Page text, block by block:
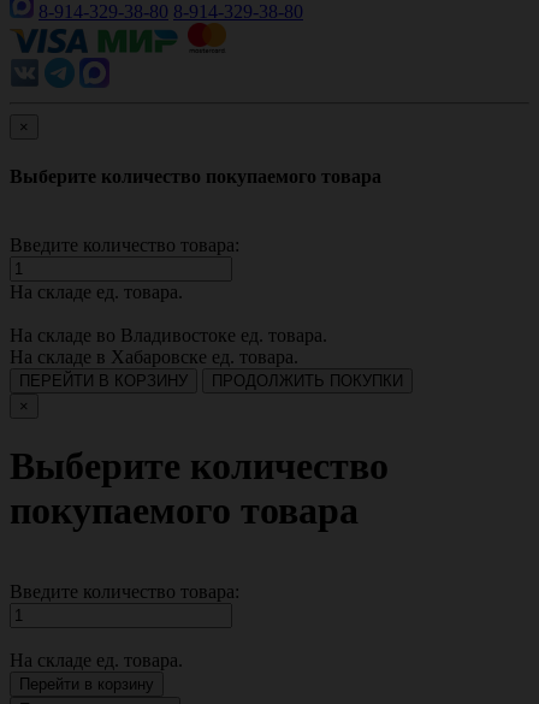
8-914-329-38-80 8-914-329-38-80
×
Выберите количество покупаемого товара
Введите количество товара:
На складе ед. товара.
На складе во Владивостоке ед. товара.
На складе в Хабаровске ед. товара.
ПЕРЕЙТИ В КОРЗИНУ
ПРОДОЛЖИТЬ ПОКУПКИ
×
Выберите количество
покупаемого товара
Введите количество товара:
На складе ед. товара.
Перейти в корзину